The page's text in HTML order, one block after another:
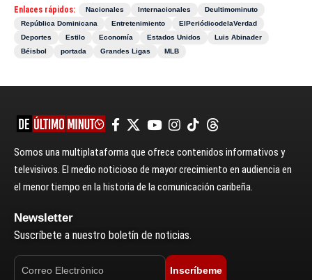
Enlaces rápidos: Nacionales Internacionales
Deultimominuto
República Dominicana
Entretenimiento
ElPeriódicodelaVerdad
Deportes
Estilo Economía Estados Unidos
Luis Abinader
Béisbol
portada Grandes Ligas MLB
Somos una multiplataforma que ofrece contenidos informativos y
televisivos. El medio noticioso de mayor crecimiento en audiencia en
el menor tiempo en la historia de la comunicación caribeña.
Newsletter
Suscríbete a nuestro boletín de noticias.
Inscríbeme